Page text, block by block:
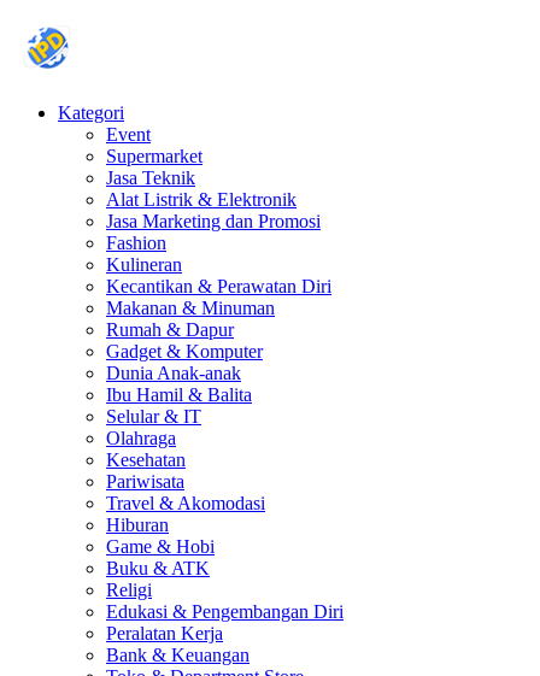
Kategori
Event
Supermarket
Jasa Teknik
Alat Listrik & Elektronik
Jasa Marketing dan Promosi
Fashion
Kulineran
Kecantikan & Perawatan Diri
Makanan & Minuman
Rumah & Dapur
Gadget & Komputer
Dunia Anak-anak
Ibu Hamil & Balita
Selular & IT
Olahraga
Kesehatan
Pariwisata
Travel & Akomodasi
Hiburan
Game & Hobi
Buku & ATK
Religi
Edukasi & Pengembangan Diri
Peralatan Kerja
Bank & Keuangan